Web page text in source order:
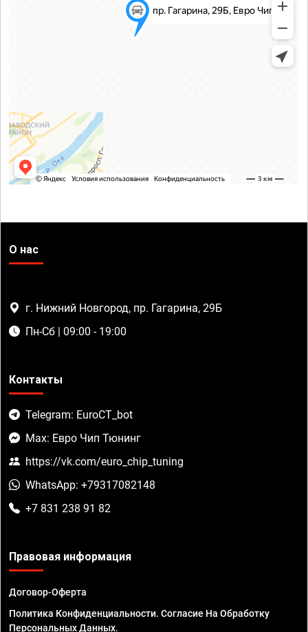
О нас
г. Нижний Новгород, пр. Гагарина, 29Б
Пн-Сб | 09:00 - 19:00
Контакты
Telegram: EuroCT_bot
Max: Евро Чип Тюнинг
https://vk.com/euro_chip_tuning
WhatsApp: +79317082148
+7 831 238 91 82
Правовая информация
Договор-Оферта
Политика Конфиденциальности. Согласие На Обработку
Персональных Данных.